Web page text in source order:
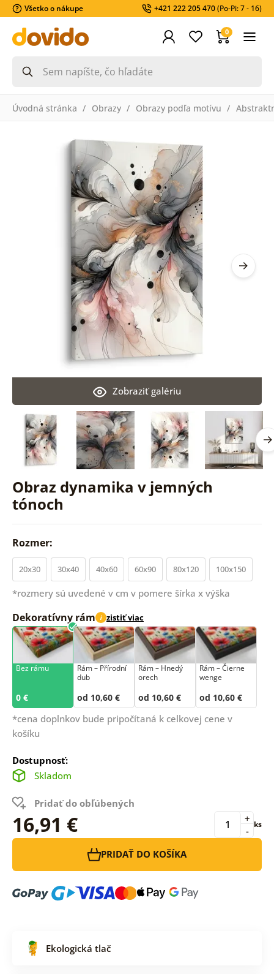
Všetko o nákupe +421 222 205 470(Po-Pi: 7 - 16)
0
Úvodná stránka Obrazy Obrazy podľa motívu
Obraz dynamika v jemných
tónoch
Zobraziť galériu
Rozmer:
20x30 30x40 40x60 60x90 80x120 100x150
*rozmery sú uvedené v cm v pomere šírka x výška
Dekoratívny rám i zistiť viac
Bez rámu
0 €
Rám –⁠⁠⁠⁠⁠⁠ Přírodní
dub
od 10,60 €
Rám – Hnedý
orech
od 10,60 €
Rám – Čierne
wenge
od 10,60 €
*cena doplnkov bude pripočítaná k celkovej cene v
košíku
Dostupnosť:
Skladom
Pridať do obľúbených
16,91 € -
+ ks
PRIDAŤ DO KOŠÍKA
Ekologická tlač